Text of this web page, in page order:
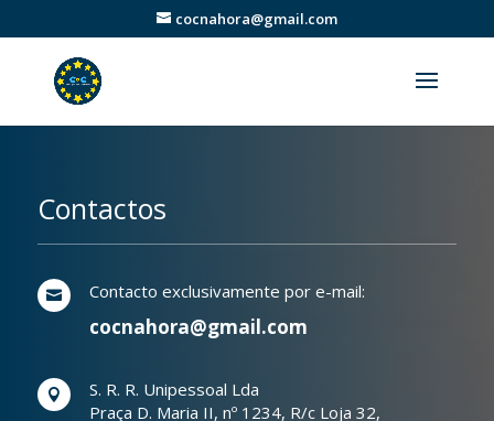
cocnahora@gmail.com
Contactos
 Contacto exclusivamente por e-mail:
cocnahora@gmail.com

S. R. R. Unipessoal Lda
Praça D. Maria II, nº 1234, R/c Loja 32,